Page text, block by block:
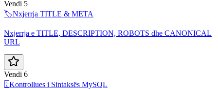
Vendi 5
🏷️Nxjerrja TITLE & META
Nxjerrja e TITLE, DESCRIPTION, ROBOTS dhe CANONICAL
URL
Vendi 6
🗄️Kontrollues i Sintaksës MySQL